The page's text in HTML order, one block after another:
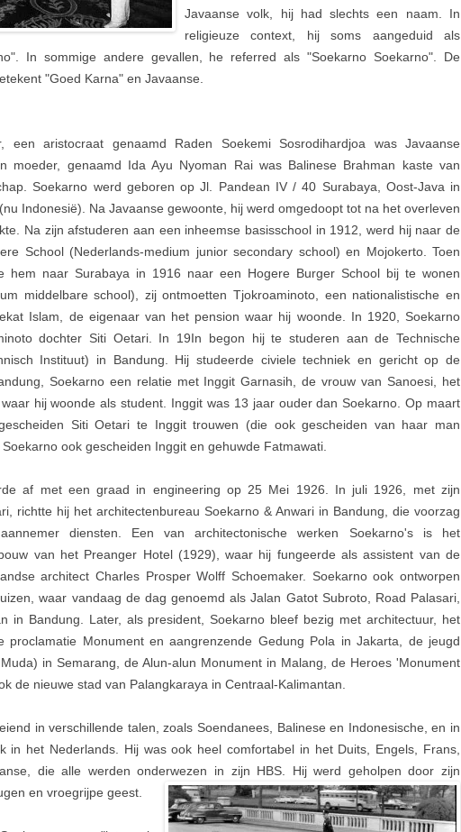
Javaanse volk, hij had slechts een naam. In
religieuze context, hij soms aangeduid als
In sommige andere gevallen, he referred als "Soekarno Soekarno". De
"Goed Karna" en Javaanse.
een aristocraat genaamd Raden Soekemi Sosrodihardjoa was Javaanse
moeder, genaamd Ida Ayu Nyoman Rai was Balinese Brahman kaste van
Soekarno werd geboren op Jl. Pandean IV / 40 Surabaya, Oost-Java in
Indonesië). Na Javaanse gewoonte, hij werd omgedoopt tot na het overleven
Na zijn afstuderen aan een inheemse basisschool in 1912, werd hij naar de
School (Nederlands-medium junior secondary school) en Mojokerto. Toen
hem naar Surabaya in 1916 naar een Hogere Burger School bij te wonen
middelbare school), zij ontmoetten Tjokroaminoto, een nationalistische en
Islam, de eigenaar van het pension waar hij woonde. In 1920, Soekarno
dochter Siti Oetari. In 19In begon hij te studeren aan de Technische
Instituut) in Bandung. Hij studeerde civiele techniek en gericht op de
Soekarno een relatie met Inggit Garnasih, de vrouw van Sanoesi, het
hij woonde als student. Inggit was 13 jaar ouder dan Soekarno. Op maart
Siti Oetari te Inggit trouwen (die ook gescheiden van haar man
ook gescheiden Inggit en gehuwde Fatmawati.
af met een graad in engineering op 25 Mei 1926. In juli 1926, met zijn
richtte hij het architectenbureau Soekarno & Anwari in Bandung, die voorzag
diensten. Een van architectonische werken Soekarno's is het
van het Preanger Hotel (1929), waar hij fungeerde als assistent van de
architect Charles Prosper Wolff Schoemaker. Soekarno ook ontworpen
waar vandaag de dag genoemd als Jalan Gatot Subroto, Road Palasari,
in Bandung. Later, als president, Soekarno bleef bezig met architectuur, het
proclamatie Monument en aangrenzende Gedung Pola in Jakarta, de jeugd
in Semarang, de Alun-alun Monument in Malang, de Heroes 'Monument
de nieuwe stad van Palangkaraya in Centraal-Kalimantan.
in verschillende talen, zoals Soendanees, Balinese en Indonesische, en in
in het Nederlands. Hij was ook heel comfortabel in het Duits, Engels, Frans,
die alle werden onderwezen in zijn HBS. Hij werd geholpen door zijn
en vroegrijpe geest.